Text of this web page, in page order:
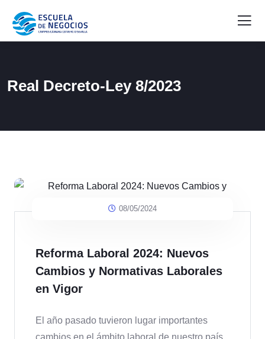
Real Decreto-Ley 8/2023
08/05/2024
Reforma Laboral 2024: Nuevos
Cambios y Normativas Laborales
en Vigor
El año pasado tuvieron lugar importantes
cambios en el ámbito laboral de nuestro país